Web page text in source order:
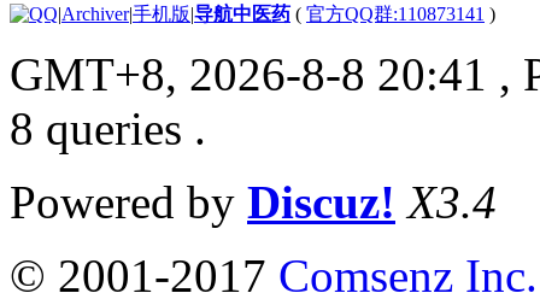
|Archiver|手机版|导航中医药 ( 官方QQ群:110873141 )
GMT+8, 2026-8-8 20:41 ,
8 queries .
Powered by Discuz! X3.4
© 2001-2017 Comsenz Inc.